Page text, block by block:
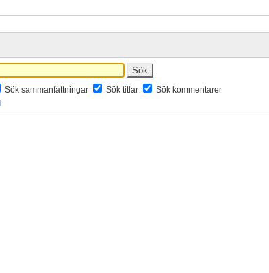
Sök sammanfattningar Sök titlar
Sök kommentarer